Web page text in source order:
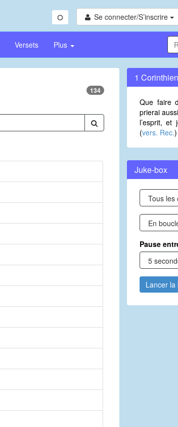
Se connecter/S’inscrire
Versets Plus
134
1
Que faire
prierai
l’esprit, et
(vers. Rec.)
Juke-box
Pause
Lancer la